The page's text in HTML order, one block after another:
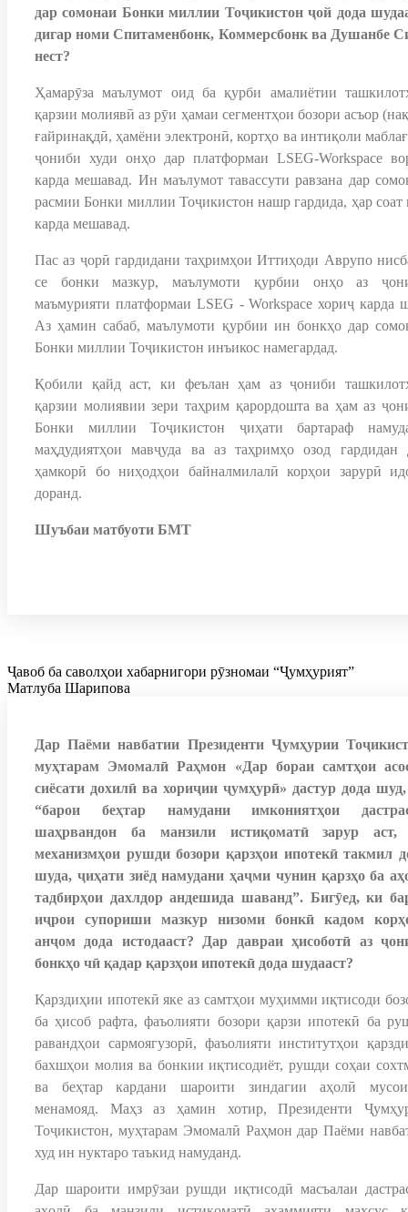
дар сомонаи Бонки миллии Тоҷикистон ҷой дода
дигар номи Спитаменбонк, Коммерсбонк ва Душанбе
нест?
Ҳамарӯза маълумот оид ба қурби амалиётии
қарзии молиявӣ аз рӯи ҳамаи сегментҳои бозори асъор
ғайринақдӣ, ҳамёни электронӣ, кортҳо ва интиқоли
ҷониби худи онҳо дар платформаи LSEG-Workspace
карда мешавад. Ин маълумот тавассути равзана дар
расмии Бонки миллии Тоҷикистон нашр гардида, ҳар соат
карда мешавад.
Пас аз ҷорӣ гардидани таҳримҳои Иттиҳоди Аврупо
се бонки мазкур, маълумоти қурбии онҳо аз
маъмурияти платформаи LSEG - Workspace хориҷ карда
Аз ҳамин сабаб, маълумоти қурбии ин бонкҳо дар
Бонки миллии Тоҷикистон инъикос намегардад.
Қобили қайд аст, ки феълан ҳам аз ҷониби
қарзии молиявии зери таҳрим қарордошта ва ҳам аз
Бонки миллии Тоҷикистон ҷиҳати бартараф
маҳдудиятҳои мавҷуда ва аз таҳримҳо озод гардидан
ҳамкорӣ бо ниҳодҳои байналмилалӣ корҳои зарурӣ
доранд.
Шуъбаи матбуоти БМТ
Ҷавоб ба саволҳои хабарнигори рӯзномаи “Ҷумҳурият”
Матлуба Шарипова
Дар Паёми навбатии Президенти Ҷумҳурии
муҳтарам Эмомалӣ Раҳмон «Дар бораи самтҳои
сиёсати дохилӣ ва хориҷии ҷумҳурӣ» дастур дода
“барои беҳтар намудани имкониятҳои
шаҳрвандон ба манзили истиқоматӣ зарур аст,
механизмҳои рушди бозори қарзҳои ипотекӣ такмил
шуда, ҷиҳати зиёд намудани ҳаҷми чунин қарзҳо ба
тадбирҳои дахлдор андешида шаванд”. Бигӯед, ки
иҷрои супориши мазкур низоми бонкӣ кадом
анҷом дода истодааст? Дар давраи ҳисоботӣ аз
бонкҳо чӣ қадар қарзҳои ипотекӣ дода шудааст?
Қарздиҳии ипотекӣ яке аз самтҳои муҳимми иқтисоди
ба ҳисоб рафта, фаъолияти бозори қарзи ипотекӣ ба
равандҳои сармоягузорӣ, фаъолияти институтҳои
бахшҳои молия ва бонкии иқтисодиёт, рушди соҳаи
ва беҳтар кардани шароити зиндагии аҳолӣ
менамояд. Маҳз аз ҳамин хотир, Президенти
Тоҷикистон, муҳтарам Эмомалӣ Раҳмон дар Паёми
худ ин нуктаро таъкид намуданд.
Дар шароити имрӯзаи рушди иқтисодӣ масъалаи